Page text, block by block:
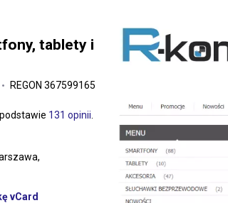
tablety i
REGON 367599165
131 opinii
vCard